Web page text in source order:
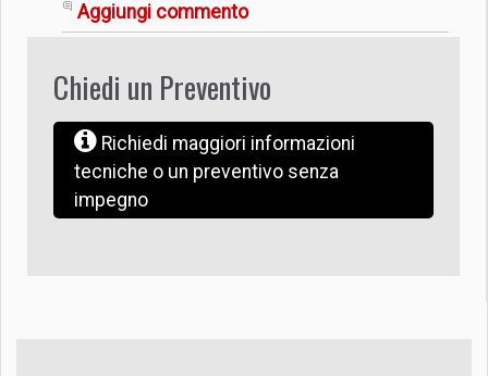
Aggiungi commento
Chiedi un Preventivo
Richiedi maggiori informazioni
tecniche o un preventivo senza
impegno